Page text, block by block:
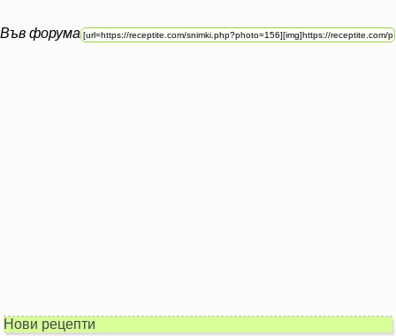
Във форума
Нови рецепти